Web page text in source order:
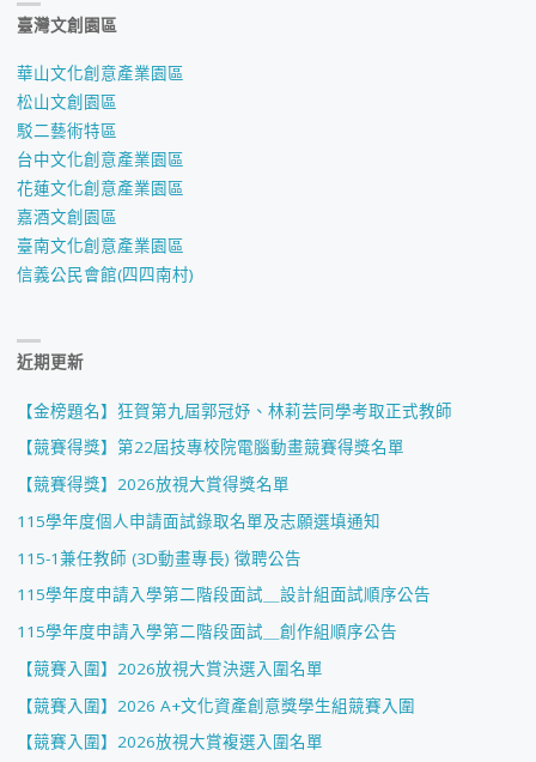
臺灣文創園區
華山文化創意產業園區
松山文創園區
駁二藝術特區
台中文化創意產業園區
花蓮文化創意產業園區
嘉酒文創園區
臺南文化創意產業園區
信義公民會館(四四南村)
近期更新
【金榜題名】狂賀第九屆郭冠妤、林莉芸同學考取正式教師
【競賽得獎】第22屆技專校院電腦動畫競賽得獎名單
【競賽得獎】2026放視大賞得獎名單
115學年度個人申請面試錄取名單及志願選填通知
115-1兼任教師 (3D動畫專長) 徵聘公告
115學年度申請入學第二階段面試＿設計組面試順序公告
115學年度申請入學第二階段面試＿創作組順序公告
【競賽入圍】2026放視大賞決選入圍名單
【競賽入圍】2026 A+文化資產創意獎學生組競賽入圍
【競賽入圍】2026放視大賞複選入圍名單